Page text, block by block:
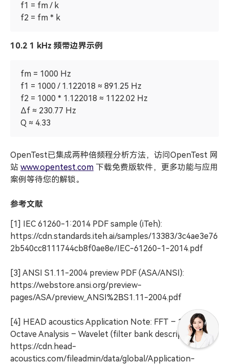
f1 = fm / k
f2 = fm * k
10.2 1 kHz 频带边界示例
fm = 1000 Hz
f1 = 1000 / 1.122018 ≈ 891.25 Hz
f2 = 1000 * 1.122018 ≈ 1122.02 Hz
Δf ≈ 230.77 Hz
Q ≈ 4.33
OpenTest已集成两种倍频程分析方法，访问OpenTest 网
站 www.opentest.com 下载免费版软件，更多功能与应用
案例等待您的解锁。
参考文献
[1] IEC 61260-1:2014 PDF sample (iTeh):
https://cdn.standards.iteh.ai/samples/13383/3c4ae3e76
2b540cc8111744cb8f0ae8e/IEC-61260-1-2014.pdf
[3] ANSI S1.11-2004 preview PDF (ASA/ANSI):
https://webstore.ansi.org/preview-
pages/ASA/preview_ANSI%2BS1.11-2004.pdf
[4] HEAD acoustics Application Note: FFT – 1/n-
Octave Analysis – Wavelet (filter bank description):
https://cdn.head-
acoustics.com/fileadmin/data/global/Application-